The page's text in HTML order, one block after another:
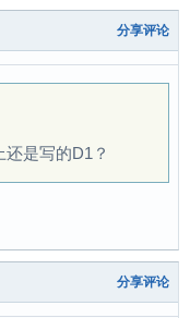
分享评论
是写的D1？
分享评论